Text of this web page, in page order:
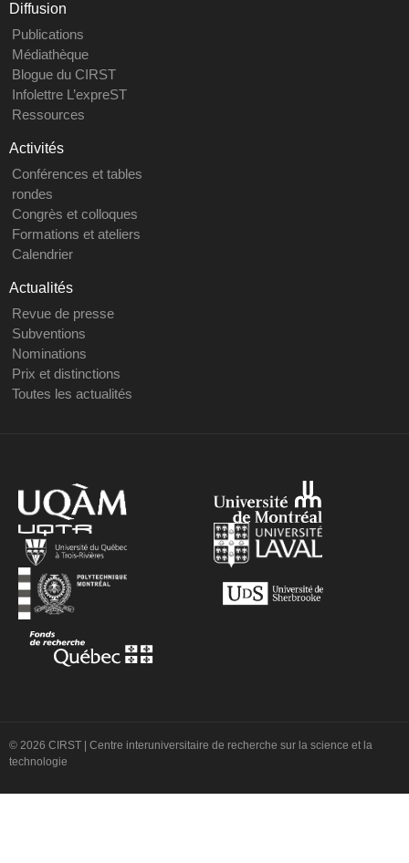
Diffusion
Publications
Médiathèque
Blogue du CIRST
Infolettre L’expreST
Ressources
Activités
Conférences et tables
rondes
Congrès et colloques
Formations et ateliers
Calendrier
Actualités
Revue de presse
Subventions
Nominations
Prix et distinctions
Toutes les actualités
© 2026 CIRST | Centre interuniversitaire de recherche sur la science et la
technologie